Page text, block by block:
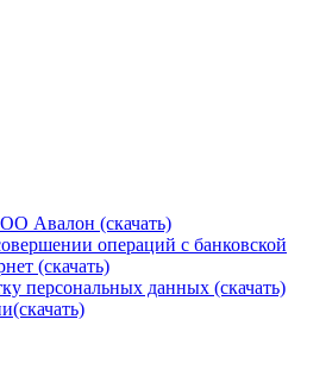
Авалон (скачать)
операций с банковской
(скачать)
персональных данных (скачать)